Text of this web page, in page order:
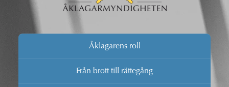
Åklagarens roll
Från brott till rättegång